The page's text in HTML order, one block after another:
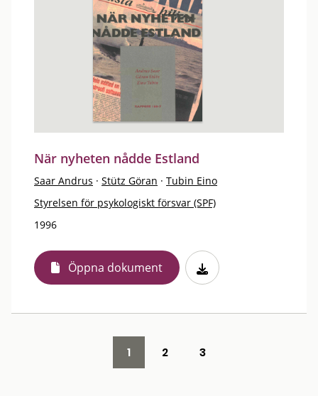
När nyheten nådde Estland
Saar Andrus · Stütz Göran · Tubin Eino
Styrelsen för psykologiskt försvar (SPF)
1996
Öppna dokument
1 2 3